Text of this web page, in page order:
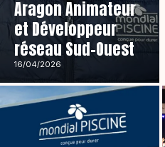
Aragon Animateur
et Développeur
réseau Sud-Ouest
16/04/2026